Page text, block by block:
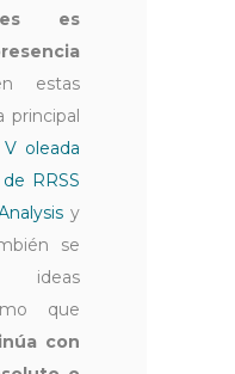
es
estas
principal
oleada
RRSS
y
se
ideas
que
con